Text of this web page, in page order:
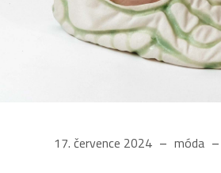
17. července 2024 móda